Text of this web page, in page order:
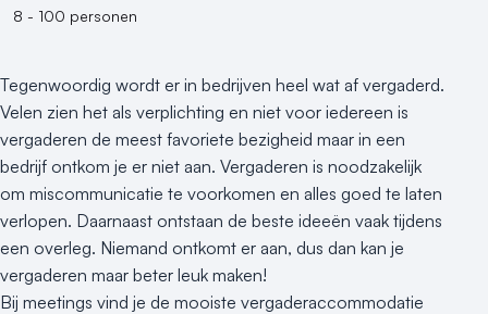
Varende locatie
8 - 100 personen
Tegenwoordig wordt er in bedrijven heel wat af vergaderd.
Velen zien het als verplichting en niet voor iedereen is
vergaderen de meest favoriete bezigheid maar in een
bedrijf ontkom je er niet aan. Vergaderen is noodzakelijk
om miscommunicatie te voorkomen en alles goed te laten
verlopen. Daarnaast ontstaan de beste ideeën vaak tijdens
een overleg. Niemand ontkomt er aan, dus dan kan je
vergaderen maar beter leuk maken!
Bij meetings vind je de mooiste vergaderaccommodatie